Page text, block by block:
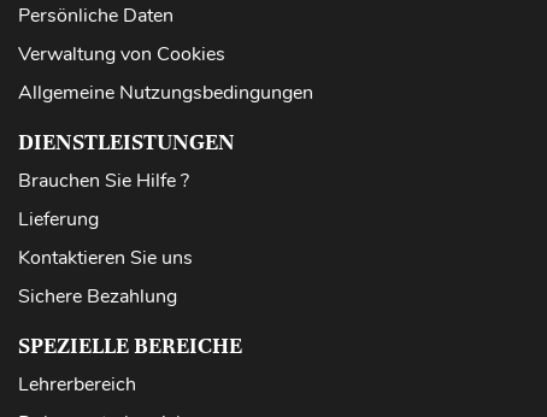
Persönliche Daten
Verwaltung von Cookies
Allgemeine Nutzungsbedingungen
DIENSTLEISTUNGEN
Brauchen Sie Hilfe ?
Lieferung
Kontaktieren Sie uns
Sichere Bezahlung
SPEZIELLE BEREICHE
Lehrerbereich